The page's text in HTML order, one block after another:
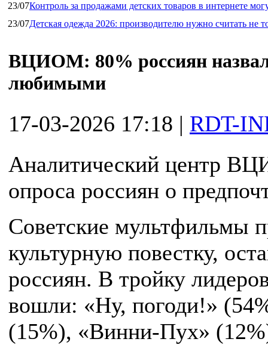
23/07Контроль за продажами детских товаров в интернете
23/07Детская одежда 2026: производителю нужно считать не
ВЦИОМ: 80% россиян
любимыми
17-03-2026 17:18 | RDT-
Аналитический центр
опроса россиян о
Советские мультфильмы
культурную повестку,
россиян. В тройку
вошли: «Ну, погоди!»
(15%), «Винни-Пух»